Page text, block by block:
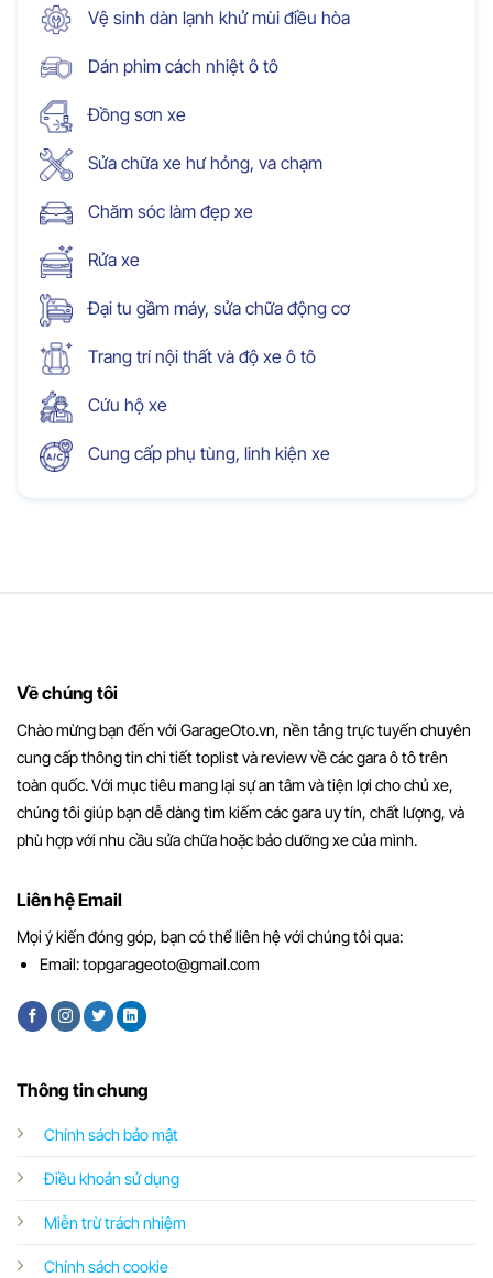
Vệ sinh dàn lạnh khử mùi điều hòa
Dán phim cách nhiệt ô tô
Đồng sơn xe
Sửa chữa xe hư hỏng, va chạm
Chăm sóc làm đẹp xe
Rửa xe
Đại tu gầm máy, sửa chữa động cơ
Trang trí nội thất và độ xe ô tô
Cứu hộ xe
Cung cấp phụ tùng, linh kiện xe
Về chúng tôi
Chào mừng bạn đến với GarageOto.vn, nền tảng trực tuyến chuyên
cung cấp thông tin chi tiết toplist và review về các gara ô tô trên
toàn quốc. Với mục tiêu mang lại sự an tâm và tiện lợi cho chủ xe,
chúng tôi giúp bạn dễ dàng tìm kiếm các gara uy tín, chất lượng, và
phù hợp với nhu cầu sửa chữa hoặc bảo dưỡng xe của mình.
Thông tin chung
Chính sách bảo mật
Điều khoản sử dụng
Miễn trừ trách nhiệm
Chính sách cookie
Liên hệ Email
Mọi ý kiến đóng góp, bạn có thể liên hệ với chúng tôi qua:
Email:topgarageoto@gmail.com